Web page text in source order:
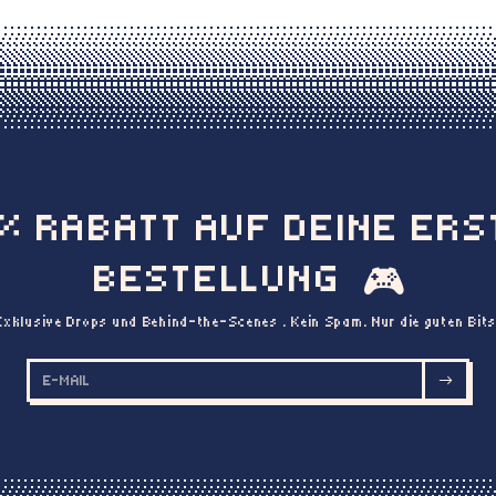
RABATT AUF DEINE
BESTELLUNG
🎮
Drops und Behind-the-Scenes . Kein Spam. Nur die guten